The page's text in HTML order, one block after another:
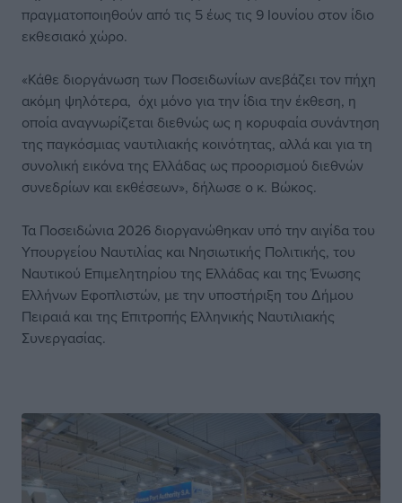
πραγματοποιηθούν από τις 5 έως τις 9 Ιουνίου στον ίδιο
εκθεσιακό χώρο.
«Κάθε διοργάνωση των Ποσειδωνίων ανεβάζει τον πήχη
ακόμη ψηλότερα, όχι μόνο για την ίδια την έκθεση, η
οποία αναγνωρίζεται διεθνώς ως η κορυφαία συνάντηση
της παγκόσμιας ναυτιλιακής κοινότητας, αλλά και για τη
συνολική εικόνα της Ελλάδας ως προορισμού διεθνών
συνεδρίων και εκθέσεων», δήλωσε ο κ. Βώκος.
Τα Ποσειδώνια 2026 διοργανώθηκαν υπό την αιγίδα του
Υπουργείου Ναυτιλίας και Νησιωτικής Πολιτικής, του
Ναυτικού Επιμελητηρίου της Ελλάδας και της Ένωσης
Ελλήνων Εφοπλιστών, με την υποστήριξη του Δήμου
Πειραιά και της Επιτροπής Ελληνικής Ναυτιλιακής
Συνεργασίας.